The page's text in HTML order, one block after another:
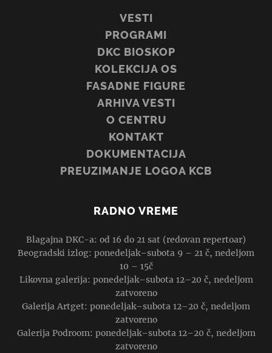
VESTI
PROGRAMI
DKC BIOSKOP
KOLEKCIJA OS
FASADNE FIGURE
ARHIVA VESTI
O CENTRU
KONTAKT
DOKUMENTACIJA
PREUZIMANJE LOGOA KCB
RADNO VREME
Blagajna DKC-a: od 16 do 21 sat (redovan repertoar)
Beogradski izlog: ponedeljak–subota 9 – 21 č, nedeljom
10 – 15č
Likovna galerija: ponedeljak–subota 12–20 č, nedeljom
zatvoreno
Galerija Artget: ponedeljak–subota 12–20 č, nedeljom
zatvoreno
Galerija Podroom: ponedeljak–subota 12–20 č, nedeljom
zatvoreno